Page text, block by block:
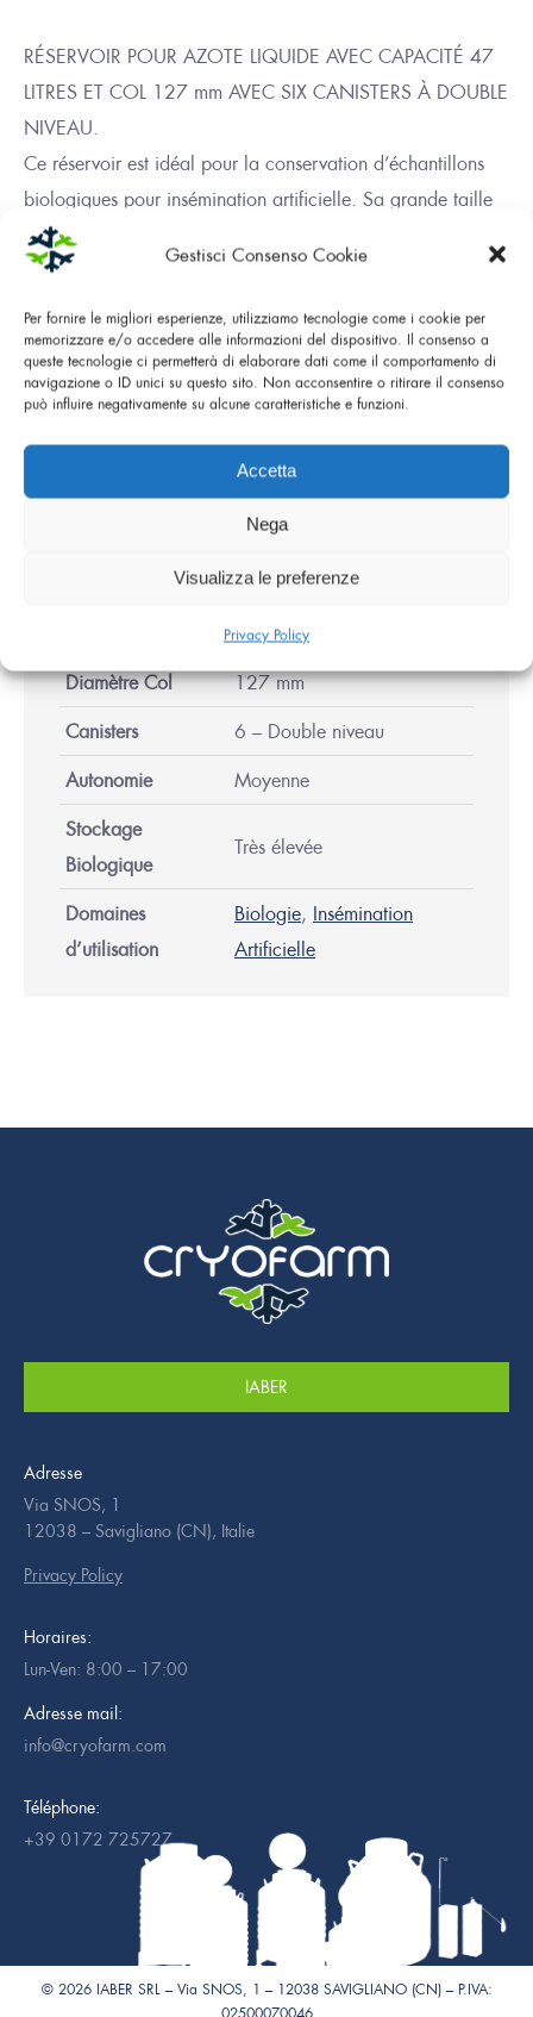
Gestisci Consenso Cookie
Per fornire le migliori esperienze, utilizziamo tecnologie come i cookie per
memorizzare e/o accedere alle informazioni del dispositivo. Il consenso a
queste tecnologie ci permetterà di elaborare dati come il comportamento di
navigazione o ID unici su questo sito. Non acconsentire o ritirare il consenso
può influire negativamente su alcune caratteristiche e funzioni.
Accetta
Nega
Visualizza le preferenze
Privacy Policy
RÉSERVOIR POUR AZOTE LIQUIDE AVEC CAPACITÉ 47
LITRES ET COL 127 mm AVEC SIX CANISTERS À DOUBLE
NIVEAU.
Ce réservoir est idéal pour la conservation d’échantillons
biologiques pour insémination artificielle. Sa grande taille
le rend difficilement maniable, mais il a une autonomie
discrète malgré le col plus large que la moyenne.
TÉLÉCHARGEZ LE PDF
Caractéristiques
47 Litres
Diamètre Col
127 mm
Canisters
6 – Double niveau
Autonomie
Moyenne
Stockage
Biologique
Très élevée
Domaines
d’utilisation
Biologie, Insémination
Artificielle
IABER
Adresse
Via SNOS, 1
12038 – Savigliano (CN), Italie
Privacy Policy
Horaires:
Lun-Ven: 8:00 – 17:00
Adresse mail:
info@cryofarm.com
Téléphone:
+39 0172 725727
© 2026 IABER SRL – Via SNOS, 1 – 12038 SAVIGLIANO (CN) – P.IVA:
02500070046